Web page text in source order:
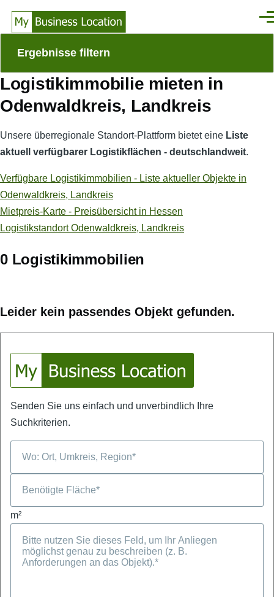
Ergebnisse filtern
Logistikimmobilie mieten in
Odenwaldkreis, Landkreis
Unsere überregionale Standort-Plattform bietet eine Liste
aktuell verfügbarer Logistikflächen - deutschlandweit.
Verfügbare Logistikimmobilien - Liste aktueller Objekte in
Odenwaldkreis, Landkreis
Mietpreis-Karte - Preisübersicht in Hessen
Logistikstandort Odenwaldkreis, Landkreis
0 Logistikimmobilien
Leider kein passendes Objekt gefunden.
Senden Sie uns einfach und unverbindlich Ihre
Suchkriterien.
m²